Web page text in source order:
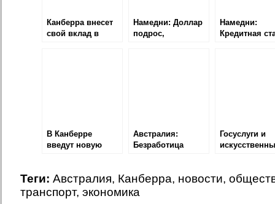
Канберра внесет
свой вклад в
Намедни: Доллар
подрос,
Намедни:
Кредитная
В Канберре
введут новую
Австралия:
Безработица
Госуслуги и
Теги: Австралия, Канберра, новости,
транспорт, экономика